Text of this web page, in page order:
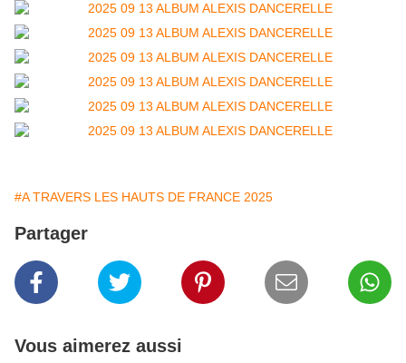
#A TRAVERS LES HAUTS DE FRANCE 2025
Partager
Vous aimerez aussi